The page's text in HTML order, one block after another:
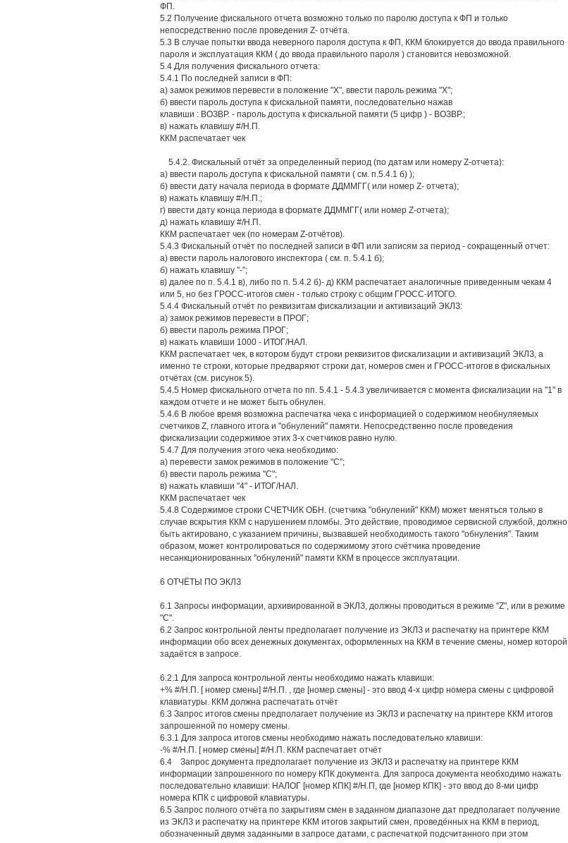
ФП.
5.2 Получение фискального отчета возможно только по паролю доступа к ФП и только
непосредственно после проведения Z- отчёта.
5.3 В случае попытки ввода неверного пароля доступа к ФП, ККМ блокируется до ввода правильного
пароля и эксплуатация ККМ ( до ввода правильного пароля ) становится невозможной.
5.4 Для получения фискального отчета:
5.4.1 По последней записи в ФП:
а) замок режимов перевести в положение "Х", ввести пароль режима "X";
б) ввести пароль доступа к фискальной памяти, последовательно нажав
клавиши : ВОЗВР. - пароль доступа к фискальной памяти (5 цифр ) - ВОЗВР.;
в) нажать клавишу #/Н.П.
ККМ распечатает чек
5.4.2. Фискальный отчёт за определенный период (по датам или номеру Z-отчета):
а) ввести пароль доступа к фискальной памяти ( см. п.5.4.1 б) );
б) ввести дату начала периода в формате ДДММГГ( или номер Z- отчета);
в) нажать клавишу #/Н.П.;
г) ввести дату конца периода в формате ДДММГГ( или номер Z-отчета);
д) нажать клавишу #/Н.П.
ККМ распечатает чек (по номерам Z-отчётов).
5.4.3 Фискальный отчёт по последней записи в ФП или записям за период - сокращенный отчет:
а) ввести пароль налогового инспектора ( см. п. 5.4.1 б);
б) нажать клавишу "-";
в) далее по п. 5.4.1 в), либо по п. 5.4.2 б)- д) ККМ распечатает аналогичные приведенным чекам 4
или 5, но без ГРОСС-итогов смен - только строку с общим ГРОСС-ИТОГО.
5.4.4 Фискальный отчёт по реквизитам фискализации и активизаций ЭКЛЗ:
а) замок режимов перевести в ПРОГ;
б) ввести пароль режима ПРОГ;
в) нажать клавиши 1000 - ИТОГ/НАЛ.
ККМ распечатает чек, в котором будут строки реквизитов фискализации и активизаций ЭКЛЗ, а
именно те строки, которые предваряют строки дат, номеров смен и ГРОСС-итогов в фискальных
отчётах (см. рисунок 5).
5.4.5 Номер фискального отчета по пп. 5.4.1 - 5.4.3 увеличивается с момента фискализации на "1" в
каждом отчете и не может быть обнулен.
5.4.6 В любое время возможна распечатка чека с информацией о содержимом необнуляемых
счетчиков Z, главного итога и "обнулений" памяти. Непосредственно после проведения
фискализации содержимое этих 3-х счетчиков равно нулю.
5.4.7 Для получения этого чека необходимо:
а) перевести замок режимов в положение "С";
б) ввести пароль режима "С";
в) нажать клавиши "4" - ИТОГ/НАЛ.
ККМ распечатает чек
5.4.8 Содержимое строки CЧЕТЧИК ОБН. (счетчика "обнулений" ККМ) может меняться только в
случае вскрытия ККМ с нарушением пломбы. Это действие, проводимое сервисной службой, должно
быть актировано, с указанием причины, вызвавшей необходимость такого "обнуления". Таким
образом, может контролироваться по содержимому этого счётчика проведение
несанкционированных "обнулений" памяти ККМ в процессе эксплуатации.
6 ОТЧЁТЫ ПО ЭКЛЗ
6.1 Запросы информации, архивированной в ЭКЛЗ, должны проводиться в режиме "Z", или в режиме
"С".
6.2 Запрос контрольной ленты предполагает получение из ЭКЛЗ и распечатку на принтере ККМ
информации обо всех денежных документах, оформленных на ККМ в течение смены, номер которой
задаётся в запросе.
6.2.1 Для запроса контрольной ленты необходимо нажать клавиши:
+% #/Н.П. [ номер смены] #/Н.П. , где [номер смены] - это ввод 4-х цифр номера смены с цифровой
клавиатуры. ККМ должна распечатать отчёт
6.3 Запрос итогов смены предполагает получение из ЭКЛЗ и распечатку на принтере ККМ итогов
запрошенной по номеру смены.
6.3.1 Для запроса итогов смены необходимо нажать последовательно клавиши:
-% #/Н.П. [ номер смены] #/Н.П. ККМ распечатает отчёт
6.4 Запрос документа предполагает получение из ЭКЛЗ и распечатку на принтере ККМ
информации запрошенного по номеру КПК документа. Для запроса документа необходимо нажать
последовательно клавиши: НАЛОГ [номер КПК] #/Н.П, где [номер КПК] - это ввод до 8-ми цифр
номера КПК с цифровой клавиатуры.
6.5 Запрос полного отчёта по закрытиям смен в заданном диапазоне дат предполагает получение
из ЭКЛЗ и распечатку на принтере ККМ итогов закрытий смен, проведённых на ККМ в период,
обозначенный двумя заданными в запросе датами, с распечаткой подсчитанного при этом